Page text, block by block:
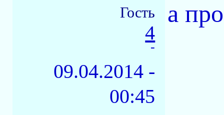
Гость
4
-
09.04.2014 -
00:45
а